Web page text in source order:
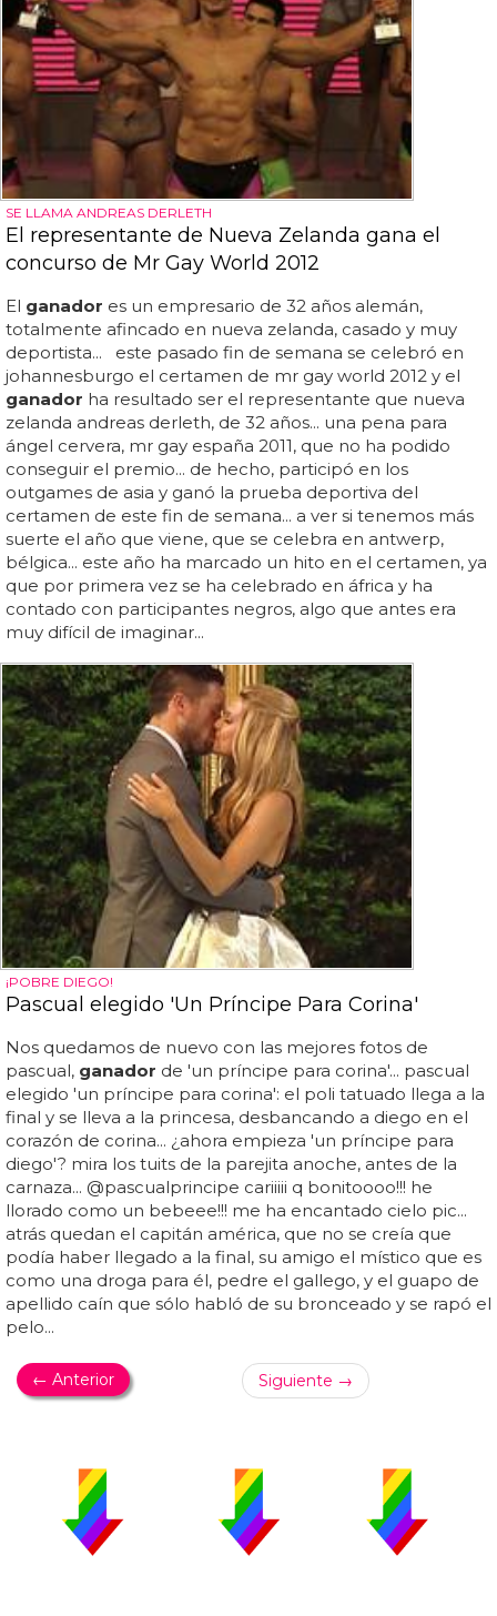
SE LLAMA ANDREAS DERLETH
El representante de Nueva Zelanda gana el
concurso de Mr Gay World 2012
El ganador es un empresario de 32 años alemán,
totalmente afincado en nueva zelanda, casado y muy
deportista... este pasado fin de semana se celebró en
johannesburgo el certamen de mr gay world 2012 y el
ganador ha resultado ser el representante que nueva
zelanda andreas derleth, de 32 años... una pena para
ángel cervera, mr gay españa 2011, que no ha podido
conseguir el premio... de hecho, participó en los
outgames de asia y ganó la prueba deportiva del
certamen de este fin de semana... a ver si tenemos más
suerte el año que viene, que se celebra en antwerp,
bélgica... este año ha marcado un hito en el certamen, ya
que por primera vez se ha celebrado en áfrica y ha
contado con participantes negros, algo que antes era
muy difícil de imaginar...
¡POBRE DIEGO!
Pascual elegido 'Un Príncipe Para Corina'
Nos quedamos de nuevo con las mejores fotos de
pascual, ganador de 'un príncipe para corina'... pascual
elegido 'un príncipe para corina': el poli tatuado llega a la
final y se lleva a la princesa, desbancando a diego en el
corazón de corina... ¿ahora empieza 'un príncipe para
diego'? mira los tuits de la parejita anoche, antes de la
carnaza... @pascualprincipe cariiiii q bonitoooo!!! he
llorado como un bebeee!!! me ha encantado cielo pic...
atrás quedan el capitán américa, que no se creía que
podía haber llegado a la final, su amigo el místico que es
como una droga para él, pedre el gallego, y el guapo de
apellido caín que sólo habló de su bronceado y se rapó el
pelo...
← Anterior Siguiente →